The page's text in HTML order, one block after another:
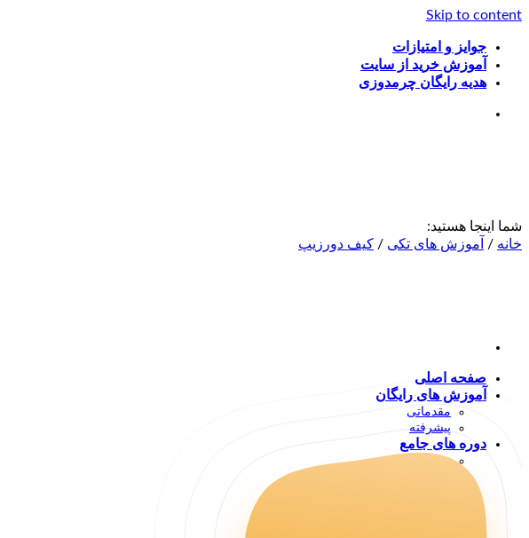
Skip to content
جوایز و امتیازات
آموزش خرید از سایت
هدیه رایگان چرمدوزی
صفحه اصلی
آموزش های رایگان
مقدماتی
پیشرفته
دوره های جامع
دوره مقدماتی
شما اینجا هستید:
خانه / آموزش های تکی / کیف دورزیپ